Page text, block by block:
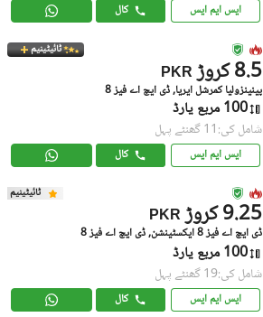
ایس ایم ایس کال
ٹائیٹینیم
PKR 8.5 کروڑ
پینینزولیا کمرشل ایریا, ڈی ایچ اے فیز 8
100 مربع یارڈ
شامل کی:11 گھنٹے پہل
ایس ایم ایس کال
ٹائیٹینیم
PKR 9.25 کروڑ
ڈی ایچ اے فیز 8 ایکسٹینشن, ڈی ایچ اے فیز 8
100 مربع یارڈ
شامل کی:19 گھنٹے پہل
ایس ایم ایس کال